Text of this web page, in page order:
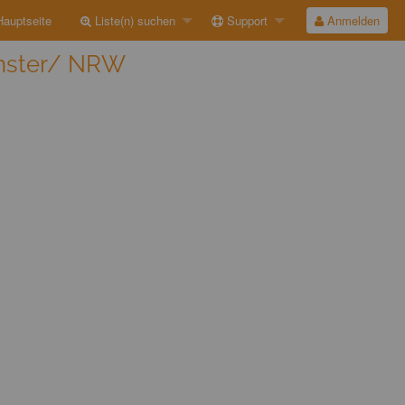
Liste(n) suchen Support Anmelden
NRW